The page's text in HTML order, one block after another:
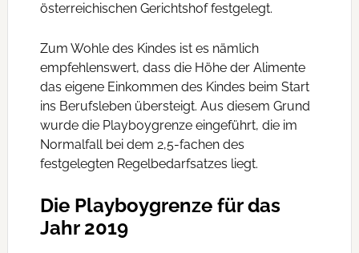
österreichischen Gerichtshof festgelegt.
Zum Wohle des Kindes ist es nämlich
empfehlenswert, dass die Höhe der Alimente
das eigene Einkommen des Kindes beim Start
ins Berufsleben übersteigt. Aus diesem Grund
wurde die Playboygrenze eingeführt, die im
Normalfall bei dem 2,5-fachen des
festgelegten Regelbedarfsatzes liegt.
Die Playboygrenze für das
Jahr 2019